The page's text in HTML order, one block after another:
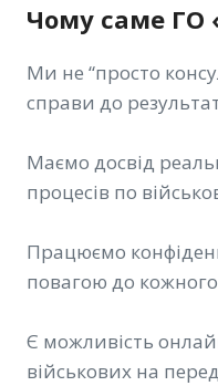
Чому саме ГО
Ми не “просто
справи до
Маємо досвід
процесів по
Працюємо
повагою до кожного
Є можливість
військових на